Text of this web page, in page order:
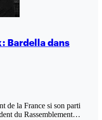
Bardella dans
de la France si son parti
du Rassemblement…